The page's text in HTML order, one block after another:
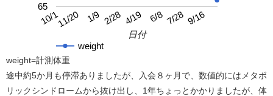
weight
10/111/20 1/9 2/28 4/19 6/8 7/28 9/16
65
日付
weight=計測体重
途中約5か月も停滞ありましたが、入会８ヶ月で、数値的にはメタボ
リックシンドロームから抜け出し、1年ちょっとかかりましたが、体